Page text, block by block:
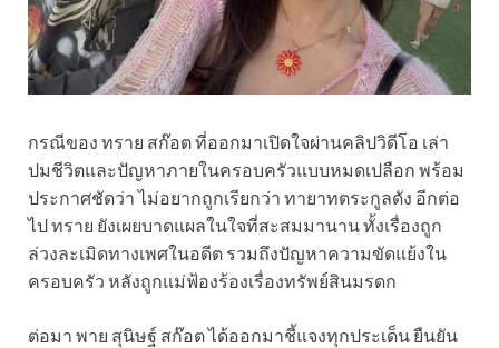
กรณีของ ทราย สก๊อต ที่ออกมาเปิดใจผ่านคลิปวิดีโอ เล่า
ปมชีวิตและปัญหาภายในครอบครัวแบบหมดเปลือก พร้อม
ประกาศชัดว่า ไม่อยากถูกเรียกว่า ทายาทตระกูลดัง อีกต่อ
ไป ทราย ยังเผยบาดแผลในใจที่สะสมมานาน ทั้งเรื่องถูก
ล่วงละเมิดทางเพศในอดีต รวมถึงปัญหาความขัดแย้งใน
ครอบครัว หลังถูกแม่ฟ้องร้องเรื่องทรัพย์สินมรดก
ต่อมา พาย สุนิษฐ์ สก๊อต ได้ออกมาชี้แจงทุกประเด็น ยืนยัน